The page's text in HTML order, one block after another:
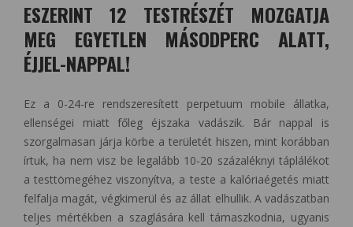
ESZERINT 12 TESTRÉSZÉT MOZGATJA
MEG EGYETLEN MÁSODPERC ALATT,
ÉJJEL-NAPPAL!
Ez a 0-24-re rendszeresített perpetuum mobile állatka,
ellenségei miatt főleg éjszaka vadászik. Bár nappal is
szorgalmasan járja körbe a területét hiszen, mint korábban
írtuk, ha nem visz be legalább 10-20 százaléknyi táplálékot
a testtömegéhez viszonyítva, a teste a kalóriaégetés miatt
felfalja magát, végkimerül és az állat elhullik. A vadászatban
teljes mértékben a szaglására kell támaszkodnia, ugyanis